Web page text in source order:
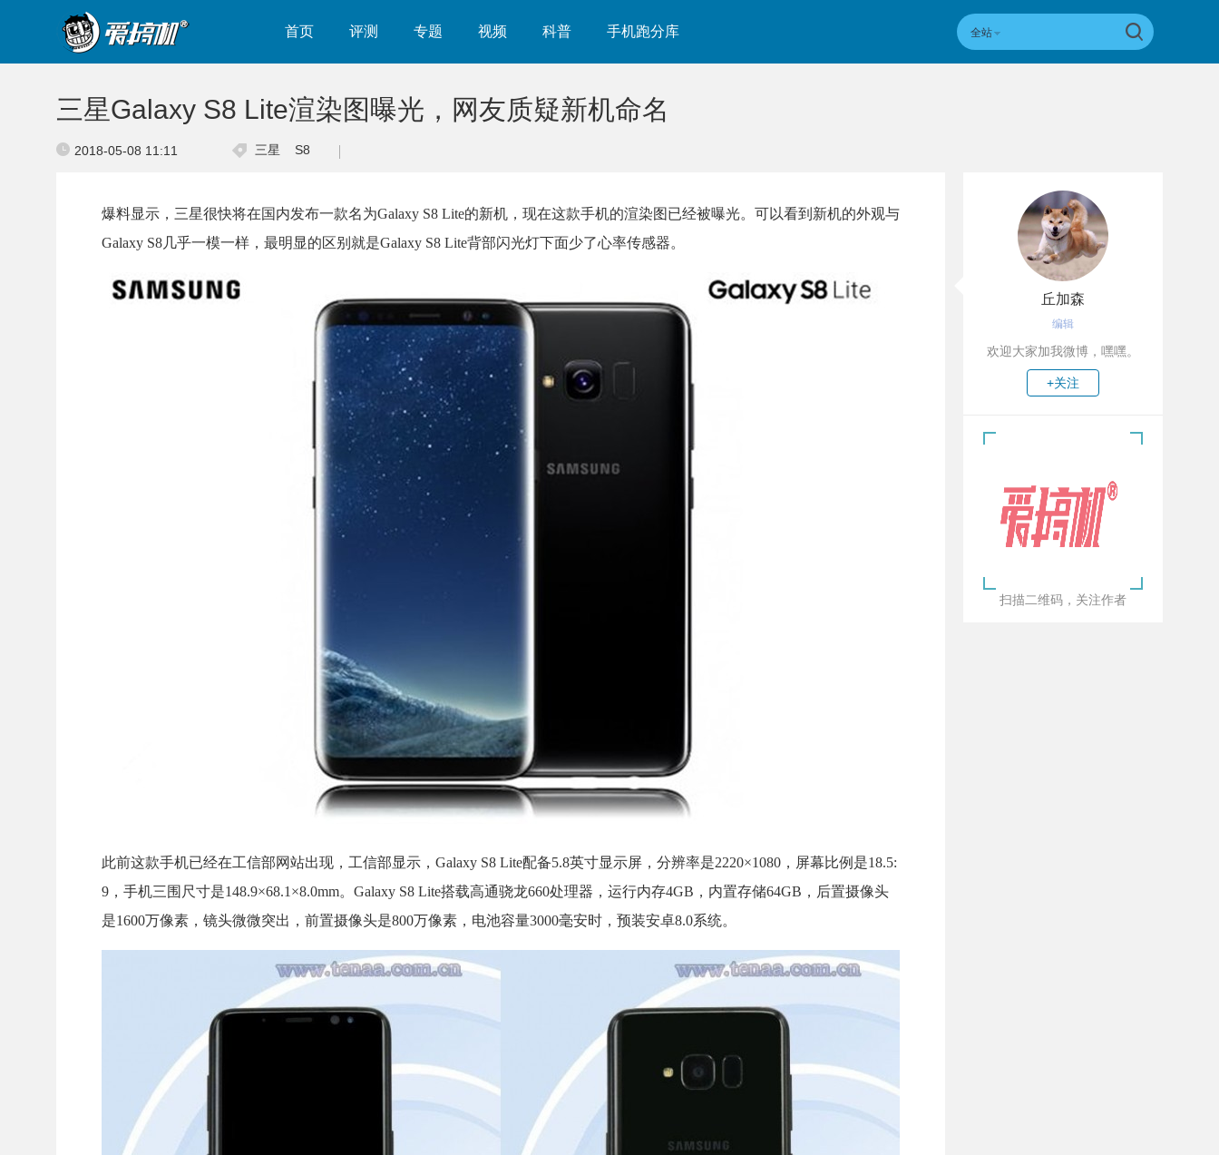
首页 评测 专题 视频 科普 手机跑分库 全站
三星Galaxy S8 Lite渲染图曝光，网友质疑新机命名
2018-05-08 11:11 三星 S8
爆料显示，三星很快将在国内发布一款名为Galaxy S8 Lite的新机，现在这款手机的渲染图已经被曝光。可以看到新机的外观与
Galaxy S8几乎一模一样，最明显的区别就是Galaxy S8 Lite背部闪光灯下面少了心率传感器。
此前这款手机已经在工信部网站出现，工信部显示，Galaxy S8 Lite配备5.8英寸显示屏，分辨率是2220×1080，屏幕比例是18.5:
9，手机三围尺寸是148.9×68.1×8.0mm。Galaxy S8 Lite搭载高通骁龙660处理器，运行内存4GB，内置存储64GB，后置摄像头
是1600万像素，镜头微微突出，前置摄像头是800万像素，电池容量3000毫安时，预装安卓8.0系统。
丘加森
编辑
欢迎大家加我微博，嘿嘿。
+关注
扫描二维码，关注作者